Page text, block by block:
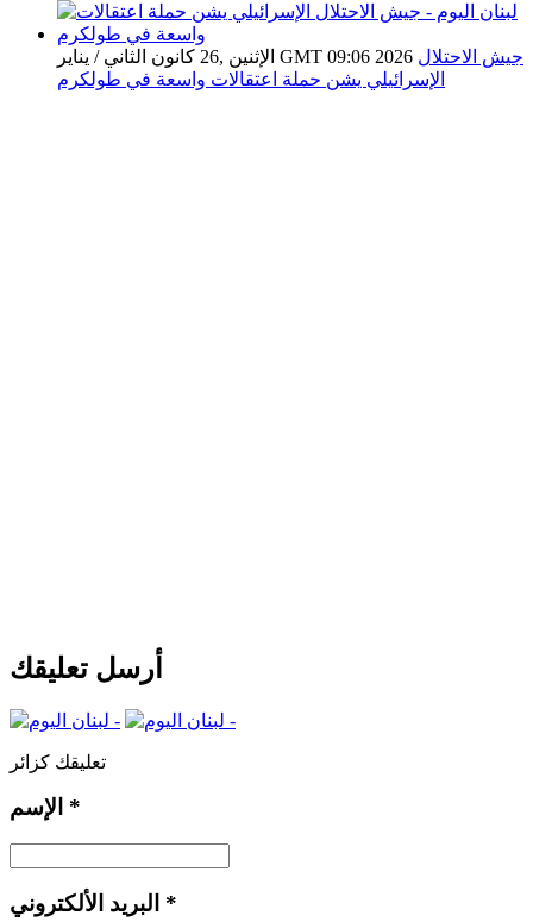
الإثنين ,26 كانون الثاني / يناير GMT 09:06 2026 جيش الاحتلال
الإسرائيلي يشن حملة اعتقالات واسعة في طولكرم
أرسل تعليقك
تعليقك كزائر
*
*